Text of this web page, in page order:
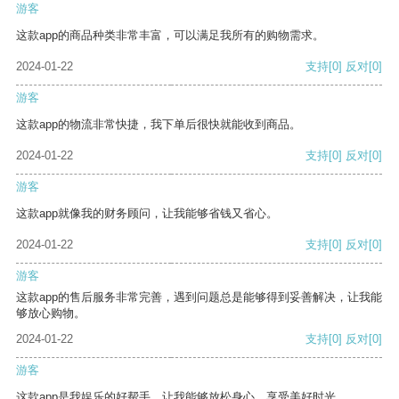
游客
这款app的商品种类非常丰富，可以满足我所有的购物需求。
2024-01-22 支持[0] 反对[0]
游客
这款app的物流非常快捷，我下单后很快就能收到商品。
2024-01-22 支持[0] 反对[0]
游客
这款app就像我的财务顾问，让我能够省钱又省心。
2024-01-22 支持[0] 反对[0]
游客
这款app的售后服务非常完善，遇到问题总是能够得到妥善解决，让我能
够放心购物。
2024-01-22
支持[0] 反对[0]
游客